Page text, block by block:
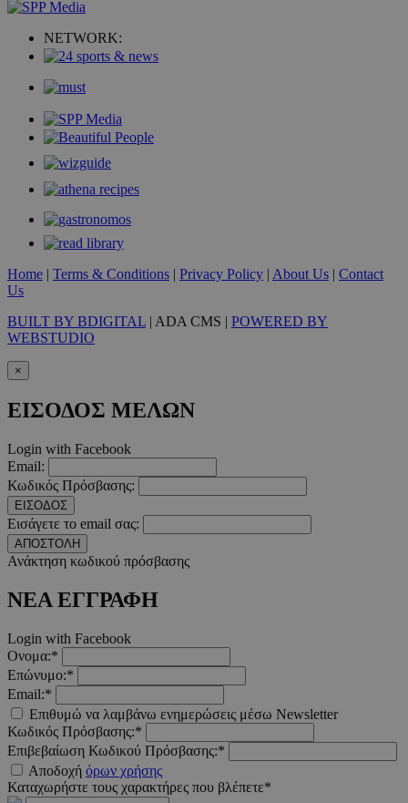
NETWORK:
Home | Terms & Conditions | Privacy Policy | About Us | Contact
Us
BUILT BY BDIGITAL | ADA CMS | POWERED BY
WEBSTUDIO
×
ΕΙΣΟΔΟΣ ΜΕΛΩΝ
Login with Facebook
Email:
Κωδικός Πρόσβασης:
ΕΙΣΟΔΟΣ
Εισάγετε το email σας:
ΑΠΟΣΤΟΛΗ
Ανάκτηση κωδικού πρόσβασης
ΝΕΑ ΕΓΓΡΑΦΗ
Login with Facebook
Ονομα:*
Επώνυμο:*
Email:*
Επιθυμώ να λαμβάνω ενημερώσεις μέσω Newsletter
Κωδικός Πρόσβασης:*
Επιβεβαίωση Κωδικού Πρόσβασης:*
Αποδοχή όρων χρήσης
Καταχωρήστε τους χαρακτήρες που βλέπετε*
VISITOR_PRIVACY_METADATA
takeOverCookie
AdSphere-GDPR